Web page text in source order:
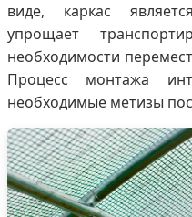
виде, каркас
упрощает
необходимости
Процесс монтажа
необходимые метизы